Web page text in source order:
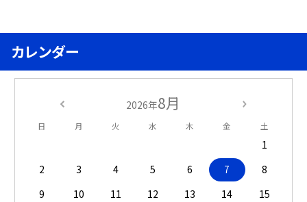
カレンダー
2026年8月
日 月 火 水 木 金 土
1
2
3 4 5 6 7
8
9
10 11 12 13 14
15